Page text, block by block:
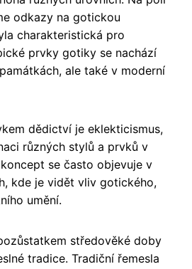
odkazy na gotickou
charakteristická pro
prvky gotiky se nachází
ale také v moderní
dědictví je eklekticismus,
různých stylů a prvků v
se často objevuje v
kde je vidět vliv gotického,
umění.
středověké doby
tradice. Tradiční řemesla